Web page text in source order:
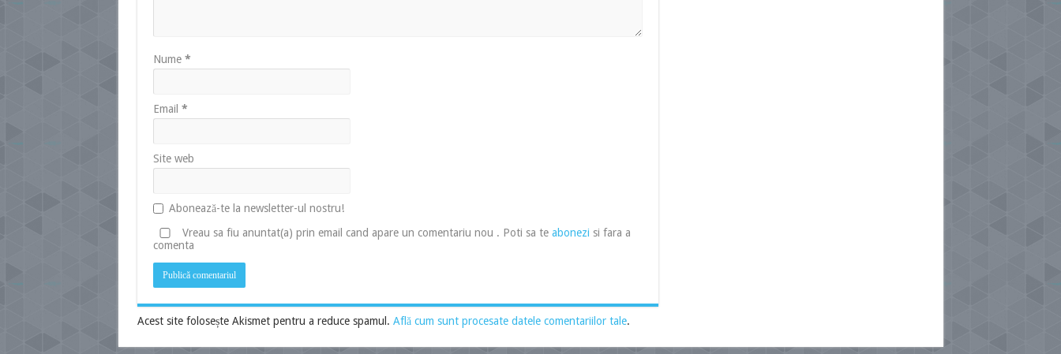
Nume *
Email *
Site web
Abonează-te la newsletter-ul nostru!
Vreau sa fiu anuntat(a) prin email cand apare un comentariu nou . Poti sa te abonezi si fara a
comenta
Acest site folosește Akismet pentru a reduce spamul. Află cum sunt procesate datele comentariilor tale.